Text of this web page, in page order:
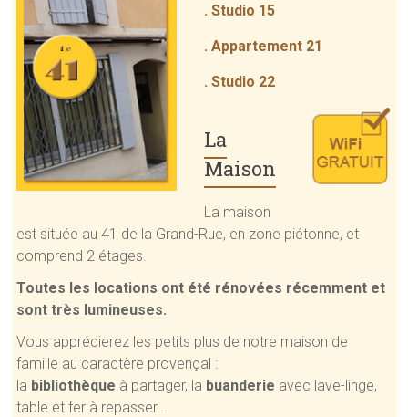
. Studio 15
. Appartement 21
. Studio 22
La
Maison
La maison
est située au 41 de la Grand-Rue, en zone piétonne, et
comprend 2 étages.
Toutes les locations ont été rénovées récemment et
sont très lumineuses.
Vous apprécierez les petits plus de notre maison de
famille au caractère provençal :
la bibliothèque à partager, la buanderie avec lave-linge,
table et fer à repasser...